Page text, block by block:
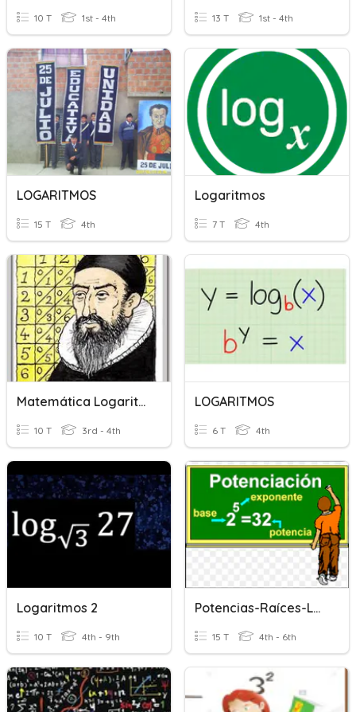
10 T 1st - 4th 13 T 1st - 4th
LOGARITMOS
15 T 4th
Logaritmos
7 T 4th
Matemática Logaritmos
10 T 3rd - 4th
LOGARITMOS
6 T 4th
Logaritmos 2
10 T 4th - 9th
Potencias-Raíces-Logaritmos
15 T 4th - 6th